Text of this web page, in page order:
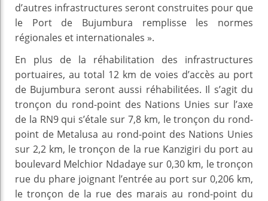
d’autres infrastructures seront construites pour que
le Port de Bujumbura remplisse les normes
régionales et internationales ».
En plus de la réhabilitation des infrastructures
portuaires, au total 12 km de voies d’accès au port
de Bujumbura seront aussi réhabilitées. Il s’agit du
tronçon du rond-point des Nations Unies sur l’axe
de la RN9 qui s’étale sur 7,8 km, le tronçon du rond-
point de Metalusa au rond-point des Nations Unies
sur 2,2 km, le tronçon de la rue Kanzigiri du port au
boulevard Melchior Ndadaye sur 0,30 km, le tronçon
rue du phare joignant l’entrée au port sur 0,206 km,
le tronçon de la rue des marais au rond-point du